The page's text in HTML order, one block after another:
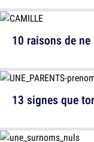
10 raisons de
13 signes que